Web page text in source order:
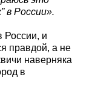
в России».
России, и
правдой, а не
наверняка
в